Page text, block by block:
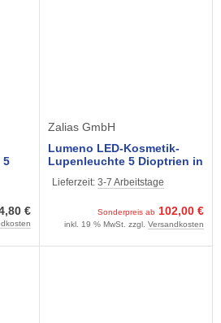
5
€
Zalias GmbH
Lumeno LED-Kosmetik-
Lupenleuchte 5 Dioptrien in
Tischklemme, Modell 8215
Lieferzeit: 3-7 Arbeitstage
Sonderpreis ab 102,00 €
inkl. 19 % MwSt. zzgl. Versandkosten